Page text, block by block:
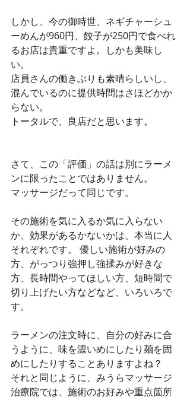
しかし、今の御時世、ネギチャーシュ
ーめんが960円、餃子が250円で食べれ
るお店は貴重ですよ。しかも美味し
い。
店員さんの働きぶりも素晴らしいし、
混んでいるのに提供時間はさほどかか
らない。
トータルで、良店だと思います。
さて、この「評価」の話は別にラーメ
ンに限ったことではありません。
マッサージだって同じです。
その施術を気に入るか気に入らない
か、効果があるかないかは、本当に人
それぞれです。 優しい施術が好みの
方、がっつり強押し強揉みが好きな
方、長時間やってほしい方、短時間で
切り上げたい方などなど、いろいろで
す。
ラーメンの注文時に、自分の好みに合
うように、味を濃いめにしたり麺を固
めにしたりすることありますよね？
それと同じように、みうらマッサージ
治療院では、施術のお好みや重点箇所